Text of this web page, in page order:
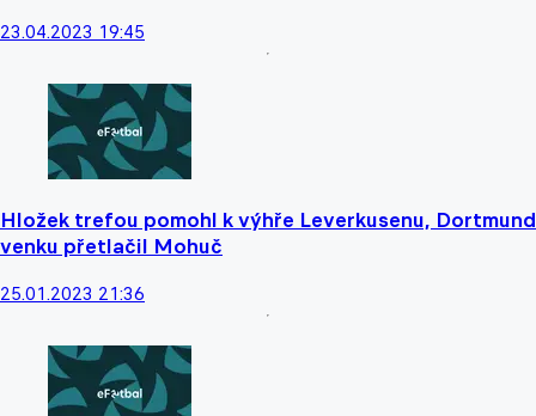
23.04.2023 19:45
Hložek trefou pomohl k výhře Leverkusenu, Dortmund
venku přetlačil Mohuč
25.01.2023 21:36